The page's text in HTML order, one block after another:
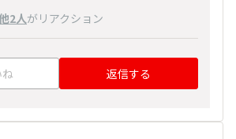
2人がリアクション
返信する